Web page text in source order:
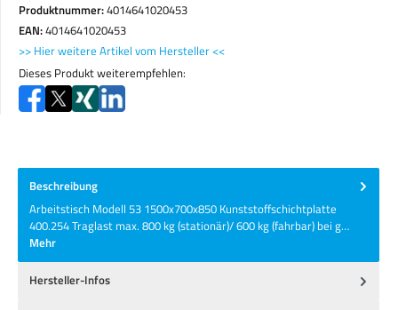
Produktnummer:4014641020453
EAN:4014641020453
>> Hier weitere Artikel vom Hersteller <<
Dieses Produkt weiterempfehlen:
Beschreibung
Arbeitstisch Modell 53 1500x700x850 Kunststoffschichtplatte
400.254 Traglast max. 800 kg (stationär)/ 600 kg (fahrbar) bei g…
Mehr
Hersteller-Infos